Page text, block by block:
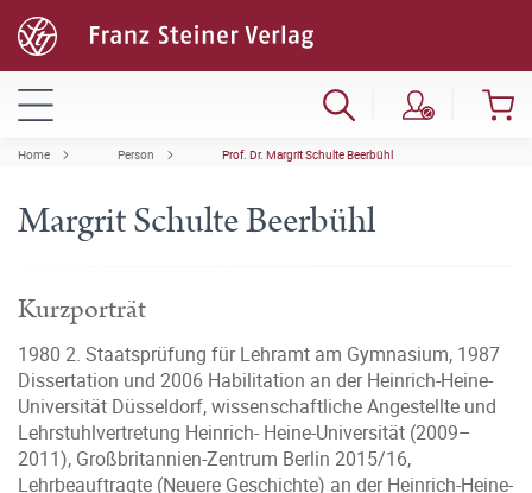
Home Person Prof. Dr. Margrit Schulte Beerbühl
Margrit Schulte Beerbühl
Kurzporträt
1980 2. Staatsprüfung für Lehramt am Gymnasium, 1987
Dissertation und 2006 Habilitation an der Heinrich-Heine-
Universität Düsseldorf, wissenschaftliche Angestellte und
Lehrstuhlvertretung Heinrich- Heine-Universität (2009–
2011), Großbritannien-Zentrum Berlin 2015/16,
Lehrbeauftragte (Neuere Geschichte) an der Heinrich-Heine-